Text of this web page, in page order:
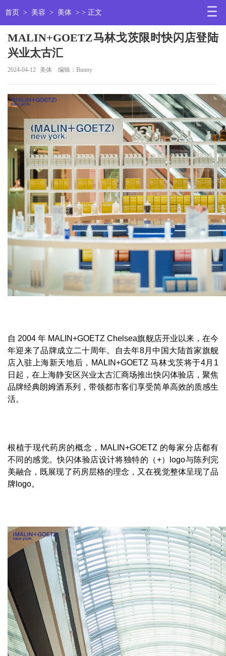
首页 > 美容 > 美体 > > 正文
MALIN+GOETZ马林戈茨限时快闪店登陆
兴业太古汇
2024-04-12 美体 编辑：Bunny
自 2004 年 MALIN+GOETZ Chelsea旗舰店开业以来，在今
年迎来了品牌成立二十周年。自去年8月中国大陆首家旗舰
店入驻上海新天地后，MALIN+GOETZ 马林戈茨将于4月1
日起，在上海静安区兴业太古汇商场推出快闪体验店，聚焦
品牌经典朗姆酒系列，带领都市客们享受简单高效的质感生
活。
根植于现代药房的概念，MALIN+GOETZ 的每家分店都有
不同的感觉。快闪体验店设计将独特的（+）logo与陈列完
美融合，既展现了药房层格的理念，又在视觉整体呈现了品
牌logo。